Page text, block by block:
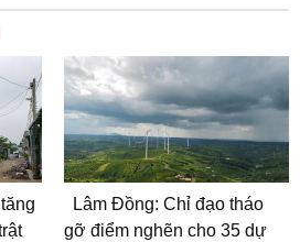
Lâm Đồng: Chỉ đạo tháo
gỡ điểm nghẽn cho 35 dự